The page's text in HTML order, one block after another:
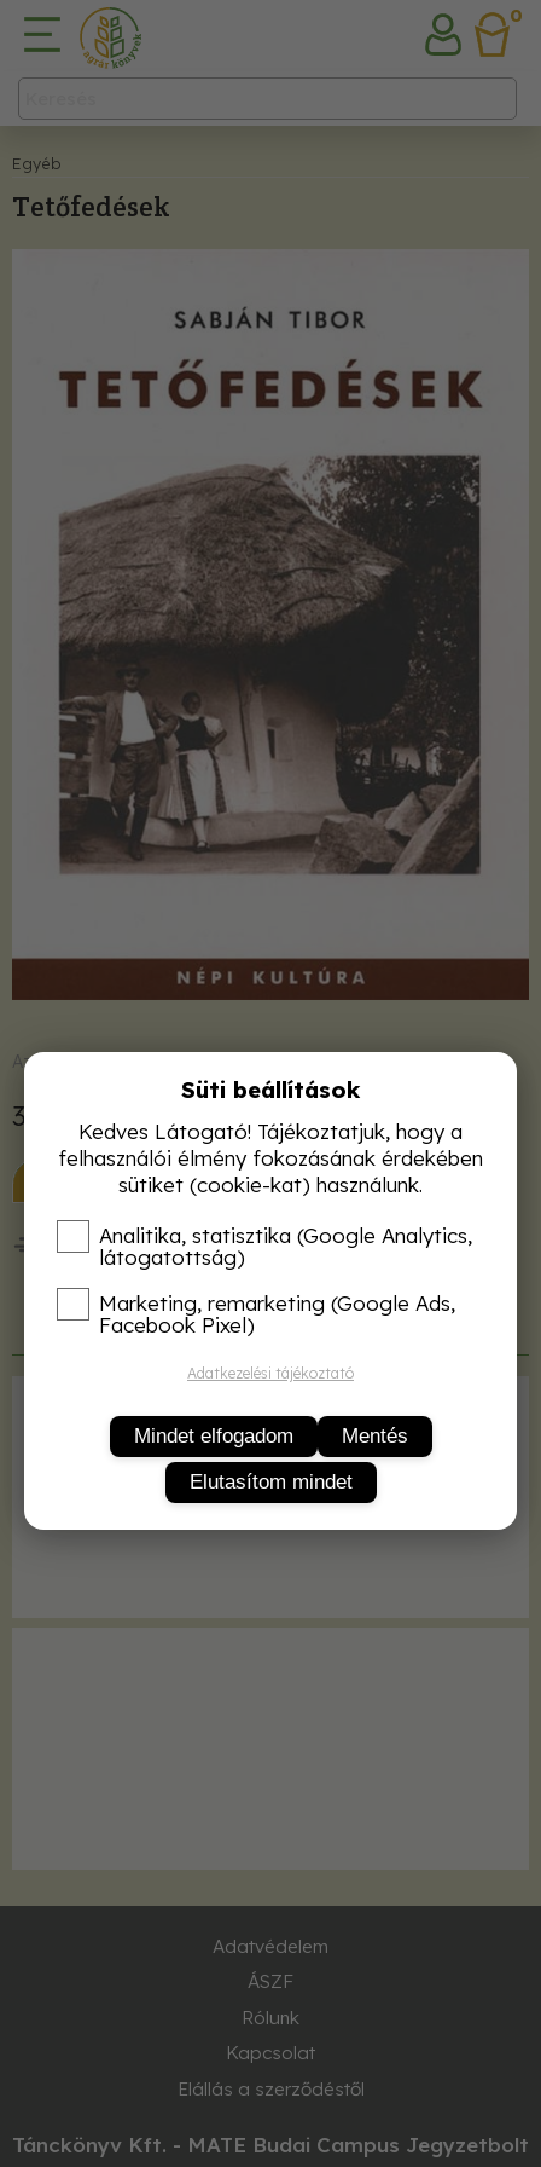
0
Egyéb
Tetőfedések
Azonnal raktárról
3 200 Ft
KOSÁRBA
50 000 Ft felett ingyenes kiszállítás!
Termékleírás
TERC
9789639535473
Adatvédelem
ÁSZF
Rólunk
Kapcsolat
Elállás a szerződéstől
Tánckönyv Kft. - MATE Budai Campus Jegyzetbolt
Süti beállítások
Kedves Látogató! Tájékoztatjuk, hogy a
felhasználói élmény fokozásának érdekében
sütiket (cookie-kat) használunk.
Analitika, statisztika (Google Analytics,
látogatottság)
Marketing, remarketing (Google Ads,
Facebook Pixel)
Adatkezelési tájékoztató
Mindet elfogadom
Mentés
Elutasítom mindet